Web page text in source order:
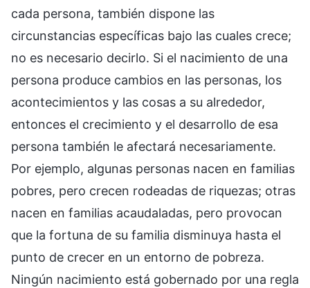
cada persona, también dispone las
circunstancias específicas bajo las cuales crece;
no es necesario decirlo. Si el nacimiento de una
persona produce cambios en las personas, los
acontecimientos y las cosas a su alrededor,
entonces el crecimiento y el desarrollo de esa
persona también le afectará necesariamente.
Por ejemplo, algunas personas nacen en familias
pobres, pero crecen rodeadas de riquezas; otras
nacen en familias acaudaladas, pero provocan
que la fortuna de su familia disminuya hasta el
punto de crecer en un entorno de pobreza.
Ningún nacimiento está gobernado por una regla